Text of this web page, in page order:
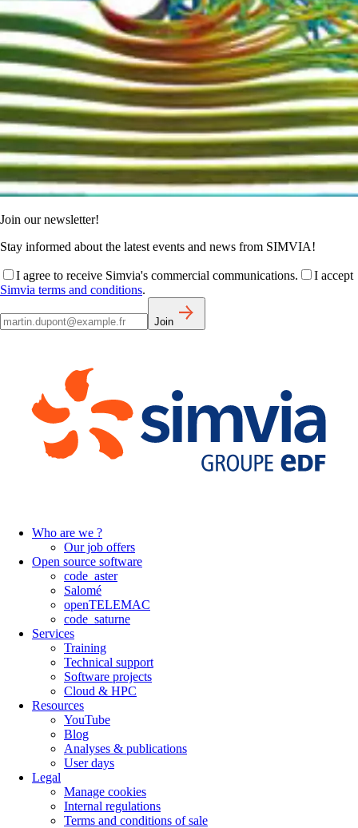
Join our newsletter!
Stay informed about the latest events and news from SIMVIA!
I agree to receive Simvia's commercial communications.
I accept
Simvia terms and conditions.
Join
Who are we ?
Our job offers
Open source software
code_aster
Salomé
openTELEMAC
code_saturne
Services
Training
Technical support
Software projects
Cloud & HPC
Resources
YouTube
Blog
Analyses & publications
User days
Legal
Manage cookies
Internal regulations
Terms and conditions of sale